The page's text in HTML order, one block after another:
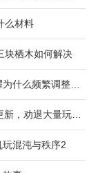
么材料
块栖木如何解决
王者荣耀振兴之铠改成什么了-王者荣耀为什么频繁调整英雄和装备
跑跑卡丁车双11活动-跑跑卡丁车手游更新，劝退大量玩家！三个小
混沌与秩序2